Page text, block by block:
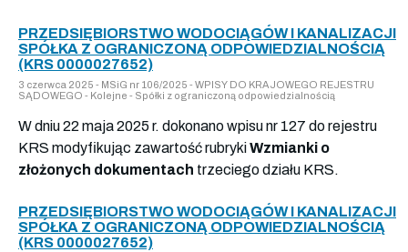
PRZEDSIĘBIORSTWO WODOCIĄGÓW I KANALIZACJI
SPÓŁKA Z OGRANICZONĄ ODPOWIEDZIALNOŚCIĄ
(KRS 0000027652)
3 czerwca 2025 - MSiG nr 106/2025 - WPISY DO KRAJOWEGO REJESTRU
SĄDOWEGO - Kolejne - Spółki z ograniczoną odpowiedzialnością
W dniu 22 maja 2025 r. dokonano wpisu nr 127 do rejestru
KRS modyfikując zawartość rubrykiWzmianki o
złożonych dokumentach trzeciego działu KRS.
PRZEDSIĘBIORSTWO WODOCIĄGÓW I KANALIZACJI
SPÓŁKA Z OGRANICZONĄ ODPOWIEDZIALNOŚCIĄ
(KRS 0000027652)